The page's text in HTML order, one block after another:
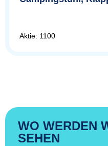
Aktie: 1100
WO WERDEN
SEHEN